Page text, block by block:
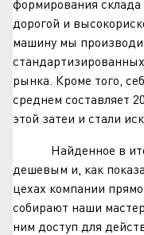
формирования
дорогой и
машину мы
рынка. Кроме того,
среднем составляет
этой затеи и стали
Найденное в
дешевым и, как
цехах компании
собирают наши
ним доступ для